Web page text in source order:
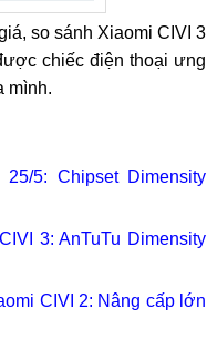
so sánh Xiaomi CIVI 3
chiếc điện thoại ưng
mình.
5: Chipset Dimensity
3: AnTuTu Dimensity
CIVI 2: Nâng cấp lớn